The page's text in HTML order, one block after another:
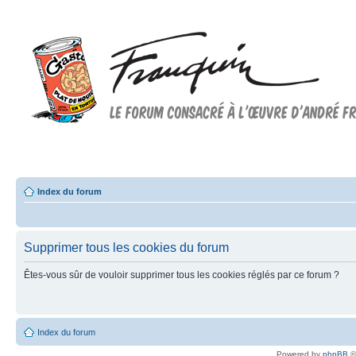
Index du forum
Supprimer tous les cookies du forum
Êtes-vous sûr de vouloir supprimer tous les cookies réglés par ce forum ?
Index du forum
Powered by phpBB